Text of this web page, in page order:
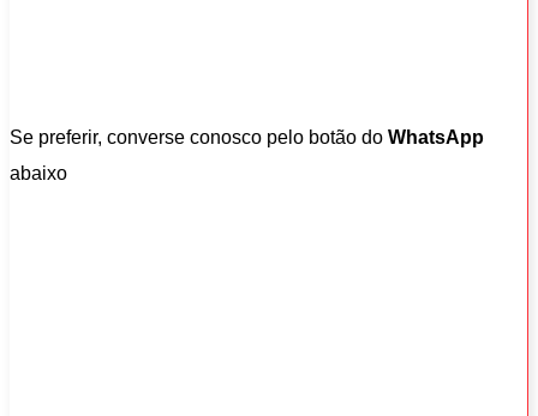
Se preferir, converse conosco pelo botão do WhatsApp
abaixo